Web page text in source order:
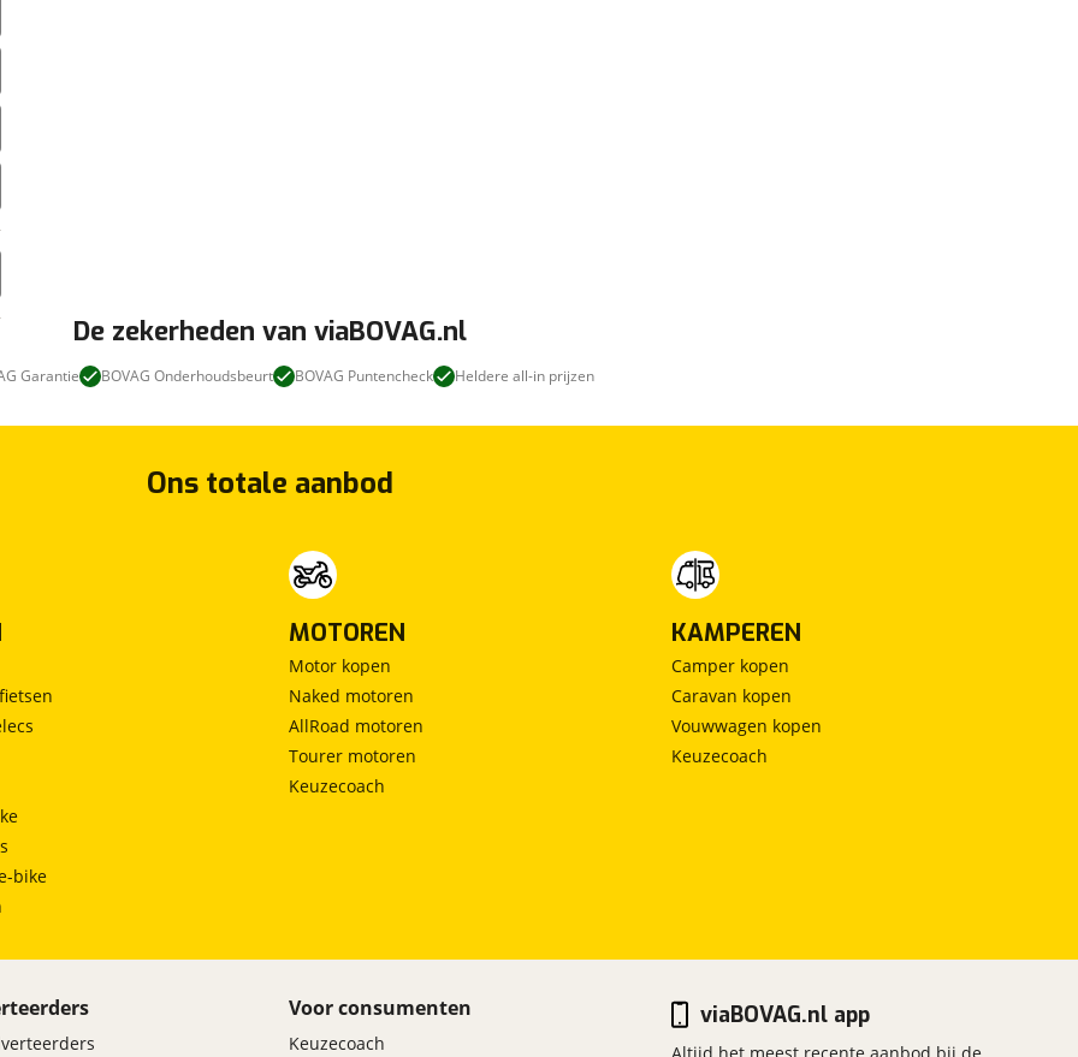
De zekerheden van viaBOVAG.nl
Garantie BOVAG Onderhoudsbeurt BOVAG Puntencheck Heldere all-in prijzen
Ons totale aanbod
bike
MOTOREN
Motor kopen
Naked motoren
AllRoad motoren
Tourer motoren
Keuzecoach
KAMPEREN
Camper kopen
Caravan kopen
Vouwwagen kopen
Keuzecoach
Voor consumenten
Keuzecoach
viaBOVAG.nl app